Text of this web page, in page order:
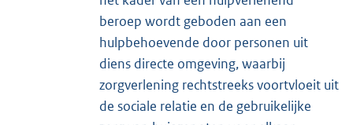
beroep wordt geboden aan een
hulpbehoevende door personen uit
diens directe omgeving, waarbij
zorgverlening rechtstreeks voortvloeit uit
de sociale relatie en de gebruikelijke